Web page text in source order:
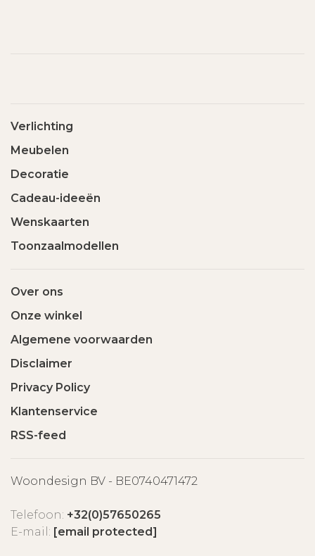
Verlichting
Meubelen
Decoratie
Cadeau-ideeën
Wenskaarten
Toonzaalmodellen
Over ons
Onze winkel
Algemene voorwaarden
Disclaimer
Privacy Policy
Klantenservice
RSS-feed
Woondesign BV - BE0740471472
Telefoon: +32(0)57650265
E-mail: [email protected]